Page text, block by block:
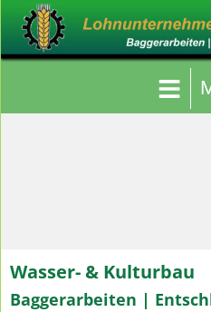
Wasser- & Kulturbau
Baggerarbeiten |